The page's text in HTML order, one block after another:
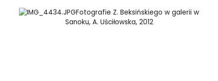
Fotografie Z. Beksińskiego w galerii w
Sanoku, A. Uściłowska, 2012